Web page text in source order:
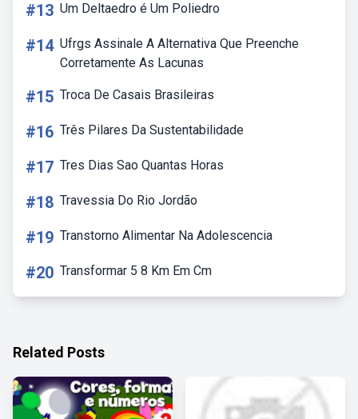
#13 Um Deltaedro é Um Poliedro
#14 Ufrgs Assinale A Alternativa Que Preenche
Corretamente As Lacunas
#15 Troca De Casais Brasileiras
#16 Três Pilares Da Sustentabilidade
#17 Tres Dias Sao Quantas Horas
#18 Travessia Do Rio Jordão
#19 Transtorno Alimentar Na Adolescencia
#20 Transformar 5 8 Km Em Cm
Related Posts